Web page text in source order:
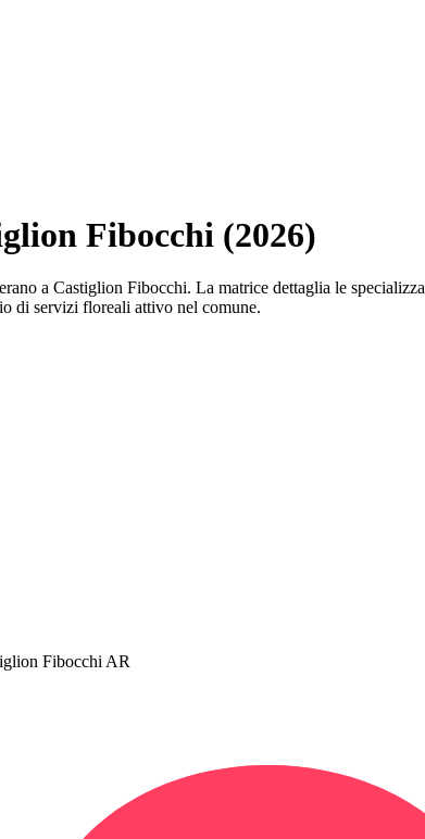
Fibocchi (2026)
a Castiglion Fibocchi. La matrice dettaglia le
di servizi floreali attivo nel comune.
Fibocchi AR